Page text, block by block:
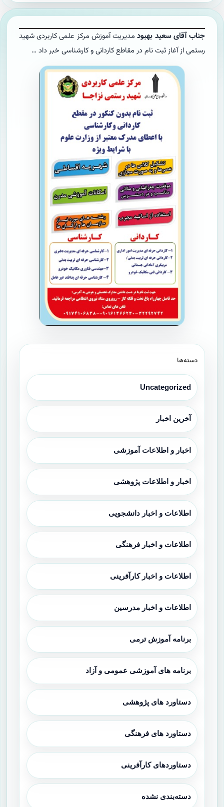
جناب آقای سعید بهبودمدیریت آموزش مرکز علمی کاربردی شهید
رستمی از آغاز ثبت نام در مقاطع کاردانی و کارشناسی خبر داد …
دسته‌ها
Uncategorized
آخرین اخبار
اخبار و اطلاعات آموزشی
اخبار و اطلاعات پژوهشی
اطلاعات و اخبار دانشجویی
اطلاعات و اخبار فرهنگی
اطلاعات و اخبار کارآفرینی
اطلاعات و اخبار مدرسین
برنامه آموزش ترمی
برنامه های آموزشی عمومی و آزاد
دستاورد های پژوهشی
دستاورد های فرهنگی
دستاوردهای کارآفرینی
دسته‌بندی نشده